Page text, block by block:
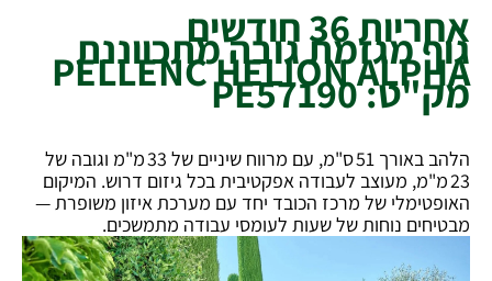
אחריות 36 חודשים
גוף מגזמת גובה מתכווננת
PELLENC HELION ALPHA
מק"ט: PE57190
הלהב באורך 51 ס"מ, עם מרווח שיניים של 33 מ"מ וגובה של
23 מ"מ, מעוצב לעבודה אפקטיבית בכל גיזום דרוש. המיקום
האופטימלי של מרכז הכובד יחד עם מערכת איזון משופרת —
מבטיחים נוחות של שעות לעומסי עבודה מתמשכים.